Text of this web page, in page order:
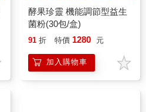
酵果珍靈 機能調節型益生
菌粉(30包/盒)
91 折 特價 1280 元
加入購物車